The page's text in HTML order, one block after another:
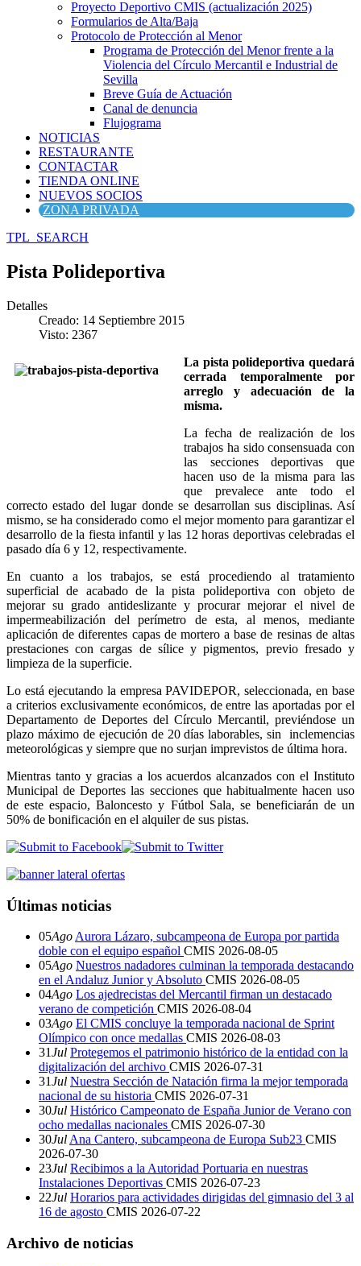
Proyecto Deportivo CMIS (actualización 2025)
Formularios de Alta/Baja
Protocolo de Protección al Menor
Programa de Protección del Menor frente a la
Violencia del Círculo Mercantil e Industrial de
Sevilla
Breve Guía de Actuación
Canal de denuncia
Flujograma
NOTICIAS
RESTAURANTE
CONTACTAR
TIENDA ONLINE
NUEVOS SOCIOS
ZONA PRIVADA
TPL_SEARCH
Pista Polideportiva
Detalles
Creado: 14 Septiembre 2015
Visto: 2367
La pista polideportiva quedará
cerrada temporalmente por
arreglo y adecuación de la
misma.
La fecha de realización de los
trabajos ha sido consensuada con
las secciones deportivas que
hacen uso de la misma para las
que prevalece ante todo el
correcto estado del lugar donde se desarrollan sus disciplinas. Así
mismo, se ha considerado como el mejor momento para garantizar el
desarrollo de la fiesta infantil y las 12 horas deportivas celebradas el
pasado día 6 y 12, respectivamente.
En cuanto a los trabajos, se está procediendo al tratamiento
superficial de acabado de la pista polideportiva con objeto de
mejorar su grado antideslizante y procurar mejorar el nivel de
impermeabilización del perímetro de esta, al menos, mediante
aplicación de diferentes capas de mortero a base de resinas de altas
prestaciones con cargas de sílice y pigmentos, previo fresado y
limpieza de la superficie.
Lo está ejecutando la empresa PAVIDEPOR, seleccionada, en base
a criterios exclusivamente económicos, de entre las aportadas por el
Departamento de Deportes del Círculo Mercantil, previéndose un
plazo máximo de ejecución de 20 días laborables, sin inclemencias
meteorológicas y siempre que no surjan imprevistos de última hora.
Mientras tanto y gracias a los acuerdos alcanzados con el Instituto
Municipal de Deportes las secciones que habitualmente hacen uso
de este espacio, Baloncesto y Fútbol Sala, se beneficiarán de un
50% de bonificación en el alquiler de sus pistas.
Últimas noticias
05Ago Aurora Lázaro, subcampeona de Europa por partida
doble con el equipo español CMIS 2026-08-05
05Ago Nuestros nadadores culminan la temporada destacando
en el Andaluz Junior y Absoluto CMIS 2026-08-05
04Ago Los ajedrecistas del Mercantil firman un destacado
verano de competición CMIS 2026-08-04
03Ago El CMIS concluye la temporada nacional de Sprint
Olímpico con once medallas CMIS 2026-08-03
31Jul Protegemos el patrimonio histórico de la entidad con la
digitalización del archivo CMIS 2026-07-31
31Jul Nuestra Sección de Natación firma la mejor temporada
nacional de su historia CMIS 2026-07-31
30Jul Histórico Campeonato de España Junior de Verano con
ocho medallas nacionales CMIS 2026-07-30
30Jul Ana Cantero, subcampeona de Europa Sub23 CMIS
2026-07-30
23Jul Recibimos a la Autoridad Portuaria en nuestras
Instalaciones Deportivas CMIS 2026-07-23
22Jul Horarios para actividades dirigidas del gimnasio del 3 al
16 de agosto CMIS 2026-07-22
Archivo de noticias